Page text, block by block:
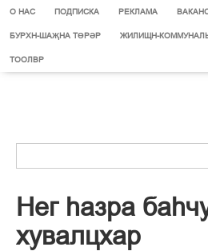
О НАС ПОДПИСКА РЕКЛАМА
БУРХН-ШАҖНА ТӨРӘР ЖИЛИЩН-
ТООЛВР
Íåã ºàçðà
õóâàëöõàð